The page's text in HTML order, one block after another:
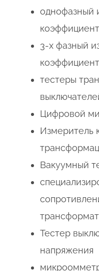
однофазный
3-х фазный
тестеры
Цифровой
Измеритель
Вакуумный
Тестер
напряжения